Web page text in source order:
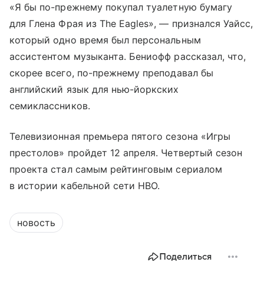
«Я бы по-прежнему покупал туалетную бумагу
для Глена Фрая из The Eagles», — признался Уайсс,
который одно время был персональным
ассистентом музыканта. Бениофф рассказал, что,
скорее всего, по-прежнему преподавал бы
английский язык для нью-йоркских
семиклассников.
Телевизионная премьера пятого сезона «Игры
престолов» пройдет 12 апреля. Четвертый сезон
проекта стал самым рейтинговым сериалом
в истории кабельной сети HBO.
новость
Поделиться